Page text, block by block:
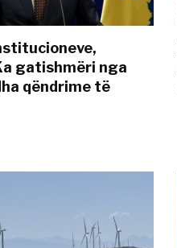
gatishmëri nga
qëndrime të